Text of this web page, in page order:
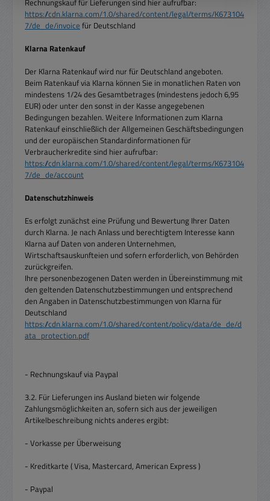
Rechnungskauf für Lieferungen sind hier aufrufbar:
https://cdn.klarna.com/1.0/shared/content/legal/terms/K673104
7/de_de/invoice für Deutschland
Klarna Ratenkauf
Der Klarna Ratenkauf wird nur für Deutschland angeboten.
Beim Ratenkauf via Klarna können Sie in monatlichen Raten von
mindestens 1/24 des Gesamtbetrages (mindestens jedoch 6,95
EUR) oder unter den sonst in der Kasse angegebenen
Bedingungen bezahlen. Weitere Informationen zum Klarna
Ratenkauf einschließlich der Allgemeinen Geschäftsbedingungen
und der europäischen Standardinformationen für
Verbraucherkredite sind hier aufrufbar:
https://cdn.klarna.com/1.0/shared/content/legal/terms/K673104
7/de_de/account
Datenschutzhinweis
Es erfolgt zunächst eine Prüfung und Bewertung Ihrer Daten
durch Klarna. Je nach Anlass und berechtigtem Interesse kann
Klarna auf Daten von anderen Unternehmen,
Wirtschaftsauskunfteien und sofern erforderlich, von Behörden
zurückgreifen.
Ihre personenbezogenen Daten werden in Übereinstimmung mit
den geltenden Datenschutzbestimmungen und entsprechend
den Angaben in Datenschutzbestimmungen von Klarna für
Deutschland
https://cdn.klarna.com/1.0/shared/content/policy/data/de_de/d
ata_protection.pdf
- Rechnungskauf via Paypal
3.2. Für Lieferungen ins Ausland bieten wir folgende
Zahlungsmöglichkeiten an, sofern sich aus der jeweiligen
Artikelbeschreibung nichts anderes ergibt:
- Vorkasse per Überweisung
- Kreditkarte ( Visa, Mastercard, American Express )
- Paypal